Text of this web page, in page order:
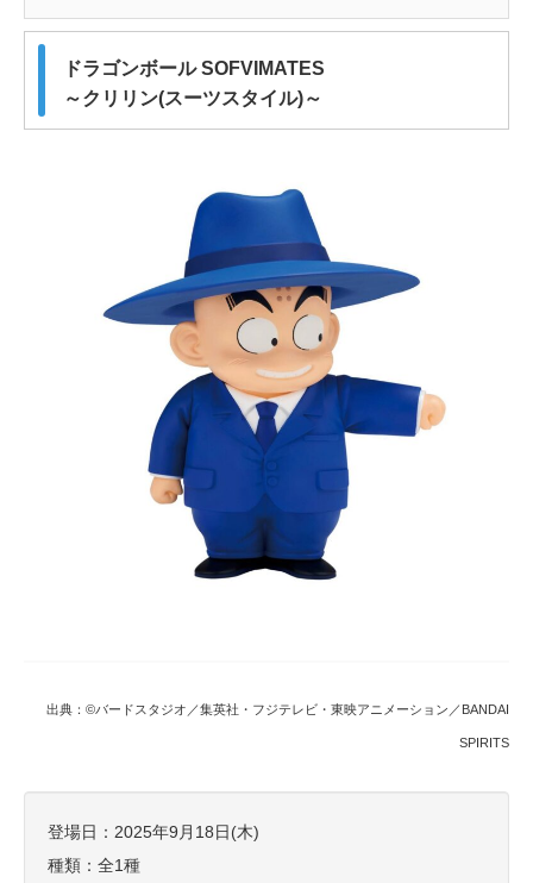
ドラゴンボール SOFVIMATES
～クリリン(スーツスタイル)～
出典：©バードスタジオ／集英社・フジテレビ・東映アニメーション／BANDAI
SPIRITS
登場日：2025年9月18日(木)
種類：全1種